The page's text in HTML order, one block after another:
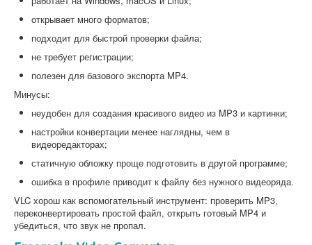
открывает много форматов;
подходит для быстрой проверки файла;
не требует регистрации;
полезен для базового экспорта MP4.
Минусы:
неудобен для создания красивого видео из MP3 и картинки;
настройки конвертации менее наглядны, чем в
видеоредакторах;
статичную обложку проще подготовить в другой программе;
ошибка в профиле приводит к файлу без нужного видеоряда.
VLC хорош как вспомогательный инструмент: проверить MP3,
переконвертировать простой файл, открыть готовый MP4 и
убедиться, что звук не пропал.